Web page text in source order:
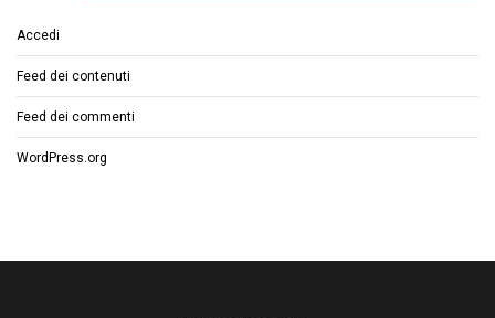
Accedi
Feed dei contenuti
Feed dei commenti
WordPress.org